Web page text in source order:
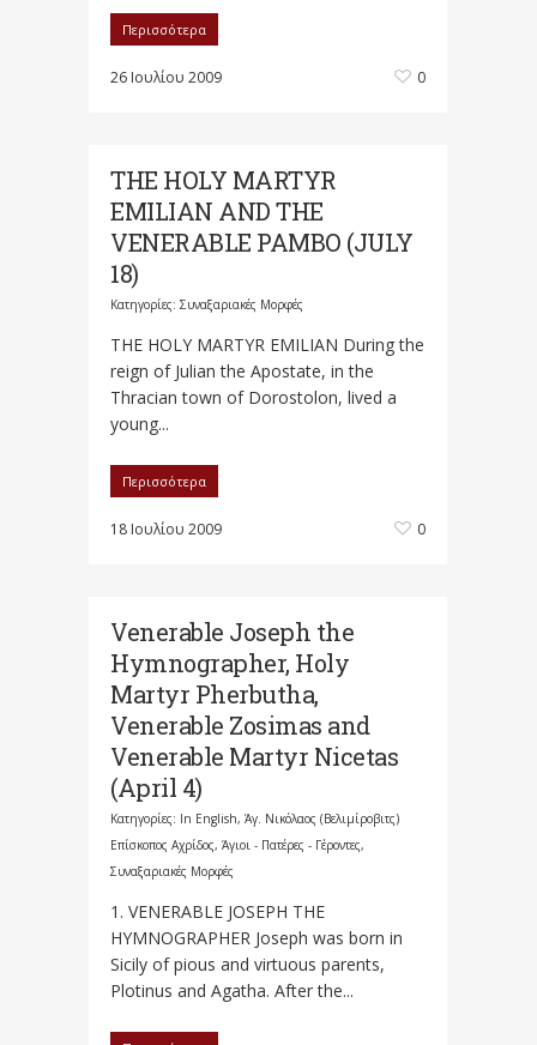
Περισσότερα
26 Ιουλίου 2009 0
THE HOLY MARTYR
EMILIAN AND THE
VENERABLE PAMBO (JULY
18)
Κατηγορίες: Συναξαριακές Μορφές
THE HOLY MARTYR EMILIAN During the
reign of Julian the Apostate, in the
Thracian town of Dorostolon, lived a
young...
Περισσότερα
18 Ιουλίου 2009 0
Venerable Joseph the
Hymnographer, Holy
Martyr Pherbutha,
Venerable Zosimas and
Venerable Martyr Nicetas
(April 4)
Κατηγορίες: In English, Άγ. Νικόλαος (Βελιμίροβιτς)
Επίσκοπος Αχρίδος, Άγιοι - Πατέρες - Γέροντες,
Συναξαριακές Μορφές
1. VENERABLE JOSEPH THE
HYMNOGRAPHER Joseph was born in
Sicily of pious and virtuous parents,
Plotinus and Agatha. After the...